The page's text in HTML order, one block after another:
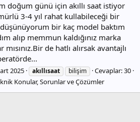
doğum günü için akıllı saat istiyor
3-4 yıl rahat kullabileceği bir
düşünüyorum bir kaç model baktım
alıp memmun kaldığınız marka
de hatlı alırsak avantajlı
2025 akıllısaat bilişim
Cevaplar: 30
Konular, Sorunlar ve Çözümler